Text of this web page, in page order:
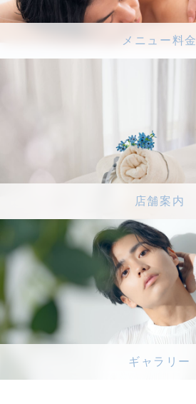
メニュー料金
店舗案内
ギャラリー